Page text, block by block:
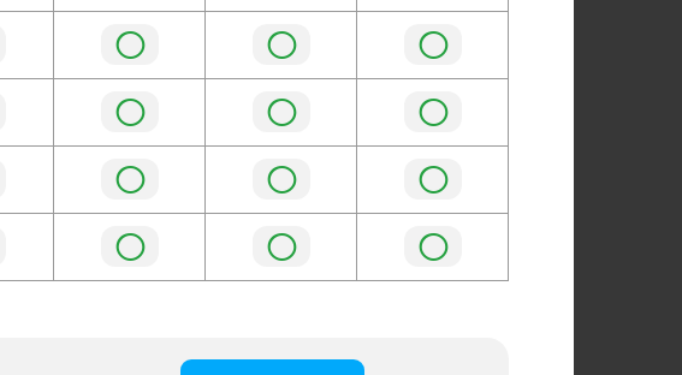
◯ ◯ ◯
◯ ◯ ◯
◯ ◯ ◯
◯ ◯ ◯